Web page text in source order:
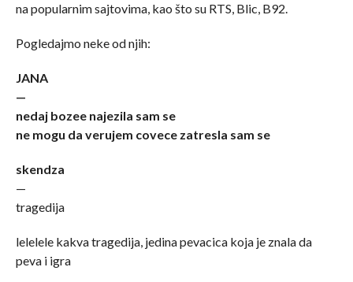
na popularnim sajtovima, kao što su RTS, Blic, B92.
Pogledajmo neke od njih:
JANA
—
nedaj bozee najezila sam se
ne mogu da verujem covece zatresla sam se
skendza
—
tragedija
lelelele kakva tragedija, jedina pevacica koja je znala da
peva i igra